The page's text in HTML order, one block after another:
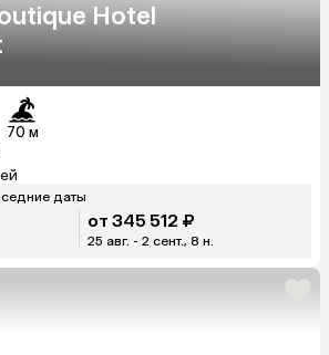
Hotel
70 м
даты
от 345 512 ₽
25 авг. - 2 сент., 8 н.